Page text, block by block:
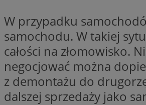
W przypadku
samochodu. W takiej
całości na złomowisko.
negocjować można
z demontażu do
dalszej sprzedaży jako